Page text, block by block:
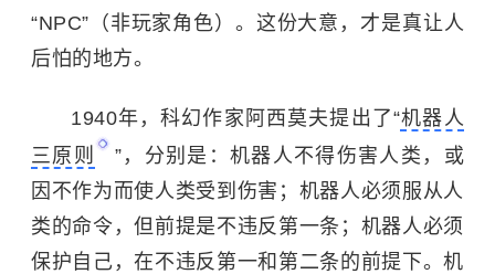
“NPC”（非玩家角色）。这份大意，才是真让人
后怕的地方。
1940年，科幻作家阿西莫夫提出了“机器人
三原则
”，分别是：机器人不得伤害人类，或
因不作为而使人类受到伤害；机器人必须服从人
类的命令，但前提是不违反第一条；机器人必须
保护自己，在不违反第一和第二条的前提下。机